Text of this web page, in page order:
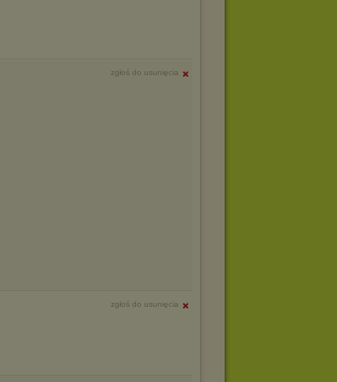
zgłoś do usunięcia
zgłoś do usunięcia